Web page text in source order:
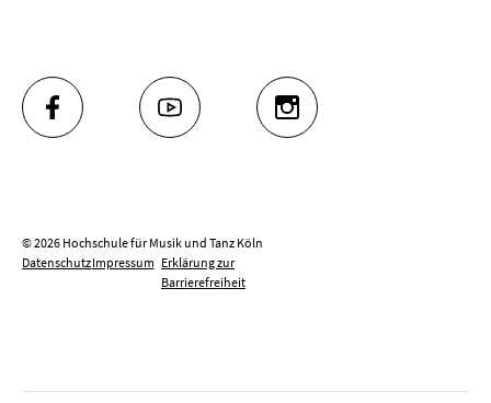
FACEBOOK YOUTUBE INSTAGRAM
© 2026 Hochschule für Musik und Tanz Köln
DatenschutzImpressum Erklärung zur
Barrierefreiheit